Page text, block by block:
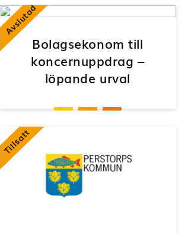
Bolagsekonom till
koncernuppdrag –
löpande urval
Avslutad
Tillsatt